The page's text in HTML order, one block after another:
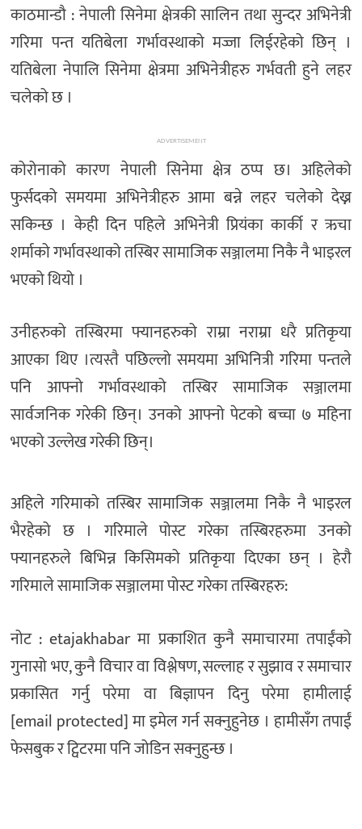
काठमान्डौ : नेपाली सिनेमा क्षेत्रकी सालिन तथा सुन्दर अभिनेत्री
गरिमा पन्त यतिबेला गर्भावस्थाको मज्जा लिईरहेको छिन् ।
यतिबेला नेपालि सिनेमा क्षेत्रमा अभिनेत्रीहरु गर्भवती हुने लहर
चलेको छ ।
ADVERTISEMENT
कोरोनाको कारण नेपाली सिनेमा क्षेत्र ठप्प छ। अहिलेको
फुर्सदको समयमा अभिनेत्रीहरु आमा बन्ने लहर चलेको देख्न
सकिन्छ । केही दिन पहिले अभिनेत्री प्रियंका कार्की र ऋचा
शर्माको गर्भावस्थाको तस्बिर सामाजिक सञ्जालमा निकै नै भाइरल
भएको थियो ।
उनीहरुको तस्बिरमा फ्यानहरुको राम्रा नराम्रा धरै प्रतिकृया
आएका थिए ।त्यस्तै पछिल्लो समयमा अभिनित्री गरिमा पन्तले
पनि आफ्नो गर्भावस्थाको तस्बिर सामाजिक सञ्जालमा
सार्वजनिक गरेकी छिन्। उनको आफ्नो पेटको बच्चा ७ महिना
भएको उल्लेख गरेकी छिन्।
अहिले गरिमाको तस्बिर सामाजिक सञ्जालमा निकै नै भाइरल
भैरहेको छ । गरिमाले पोस्ट गरेका तस्बिरहरुमा उनको
फ्यानहरुले बिभिन्न किसिमको प्रतिकृया दिएका छन् । हेरौ
गरिमाले सामाजिक सञ्जालमा पोस्ट गरेका तस्बिरहरु:
नोट : etajakhabar मा प्रकाशित कुनै समाचारमा तपाईंको
गुनासो भए, कुनै विचार वा विश्लेषण, सल्लाह र सुझाव र समाचार
प्रकासित गर्नु परेमा वा बिज्ञापन दिनु परेमा हामीलाई
[email protected] मा इमेल गर्न सक्नुहुनेछ । हामीसँग तपाईं
फेसबुक र ट्विटरमा पनि जोडिन सक्नुहुन्छ ।